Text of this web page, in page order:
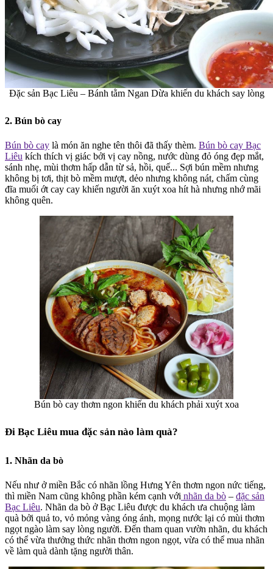
Đặc sản Bạc Liêu – Bánh tằm Ngan Dừa khiến du khách say lòng
2. Bún bò cay
Bún bò cay là món ăn nghe tên thôi đã thấy thèm. Bún bò cay Bạc
Liêu kích thích vị giác bởi vị cay nồng, nước dùng đỏ óng đẹp mắt,
sánh nhẹ, mùi thơm hấp dẫn từ sả, hồi, quế... Sợi bún mềm nhưng
không bị tơi, thịt bò mềm mượt, dẻo nhưng không nát, chấm cùng
đĩa muối ớt cay cay khiến người ăn xuýt xoa hít hà nhưng nhớ mãi
không quên.
Bún bò cay thơm ngon khiến du khách phải xuýt xoa
Đi Bạc Liêu mua đặc sản nào làm quà?
1. Nhãn da bò
Nếu như ở miền Bắc có nhãn lồng Hưng Yên thơm ngon nức tiếng,
thì miền Nam cũng không phần kém cạnh với nhãn da bò – đặc sản
Bạc Liêu. Nhãn da bò ở Bạc Liêu được du khách ưa chuộng làm
quà bởi quả to, vỏ mỏng vàng óng ánh, mọng nước lại có mùi thơm
ngọt ngào làm say lòng người. Đến tham quan vườn nhãn, du khách
có thể vừa thưởng thức nhãn thơm ngon ngọt, vừa có thể mua nhãn
về làm quà dành tặng người thân.